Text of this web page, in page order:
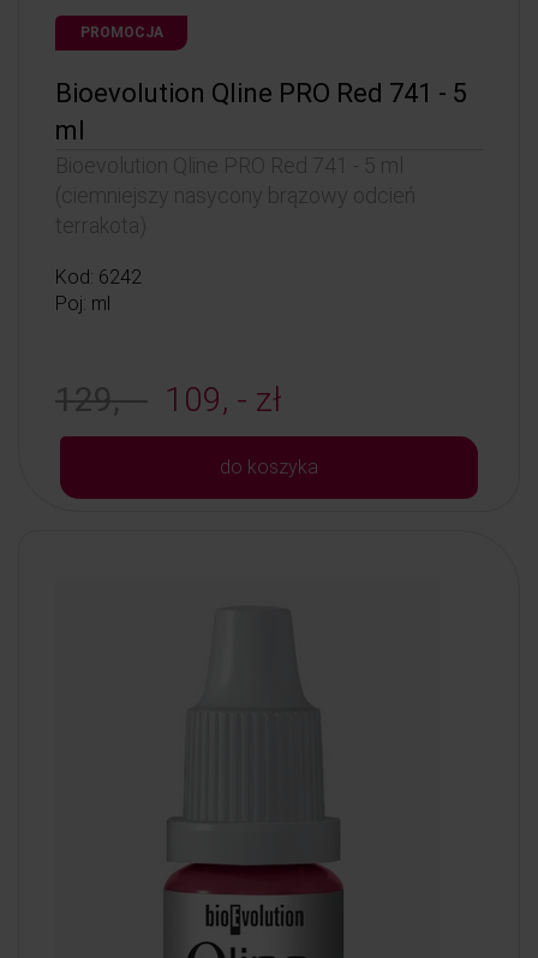
PROMOCJA
Bioevolution Qline PRO Red 741 - 5
ml
Bioevolution Qline PRO Red 741 - 5 ml
(ciemniejszy nasycony brązowy odcień
terrakota)
Kod: 6242
Poj: ml
129, - 109, - zł
do koszyka